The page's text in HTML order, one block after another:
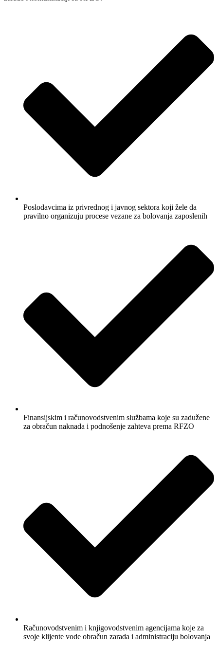
Poslodavcima iz privrednog i javnog sektora koji žele da
pravilno organizuju procese vezane za bolovanja zaposlenih
Finansijskim i računovodstvenim službama koje su zadužene
za obračun naknada i podnošenje zahteva prema RFZO
Računovodstvenim i knjigovodstvenim agencijama koje za
svoje klijente vode obračun zarada i administraciju bolovanja